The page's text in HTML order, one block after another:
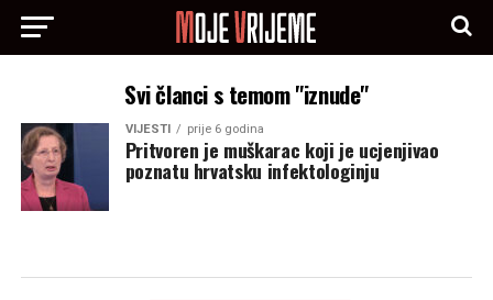
Svi članci s temom "iznude"
VIJESTI prije 6 godina
Pritvoren je muškarac koji je ucjenjivao
poznatu hrvatsku infektologinju